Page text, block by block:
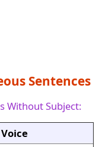
Sentences
Without Subject: